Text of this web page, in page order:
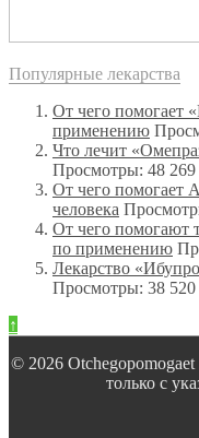
Популярные лекарства
От чего помогает
применению
Что лечит
Просмотры: 48 269
От чего помогает
человека
От чего помогают
по применению
Лекарство
Просмотры: 38 520
↑
© 2026
только с